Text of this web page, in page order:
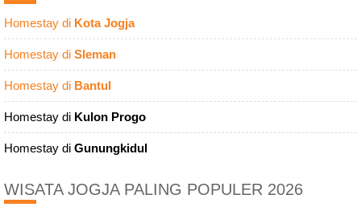
Homestay di Kota Jogja
Homestay di Sleman
Homestay di Bantul
Homestay di Kulon Progo
Homestay di Gunungkidul
WISATA JOGJA PALING POPULER 2026